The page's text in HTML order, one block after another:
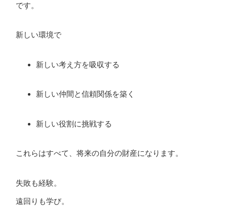
です。
新しい環境で
新しい考え方を吸収する
新しい仲間と信頼関係を築く
新しい役割に挑戦する
これらはすべて、将来の自分の財産になります。
失敗も経験。
遠回りも学び。